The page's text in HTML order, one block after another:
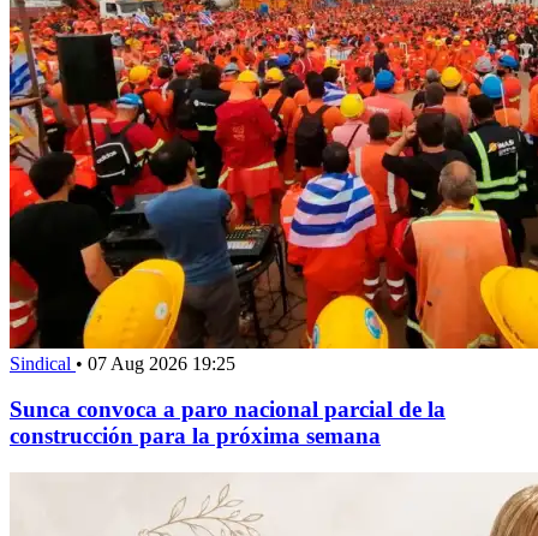
Sindical • 07 Aug 2026 19:25
Sunca convoca a paro nacional parcial de la
construcción para la próxima semana